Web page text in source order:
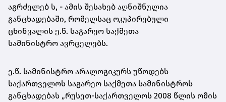
აგრძელებ ს, - ამის შესახებ აღნიშნულია
განცხადებაში, რომელსაც ოკუპირებული
ცხინვალის ე.წ. საგარეო საქმეთა
სამინისტრო ავრცელებს.
ე.წ. სამინისტრო არალოგიკურს უწოდებს
საქართველოს საგარეო საქმეთა სამინისტროს
განცხადებას „რუსეთ-საქართველოს 2008 წლის ომის